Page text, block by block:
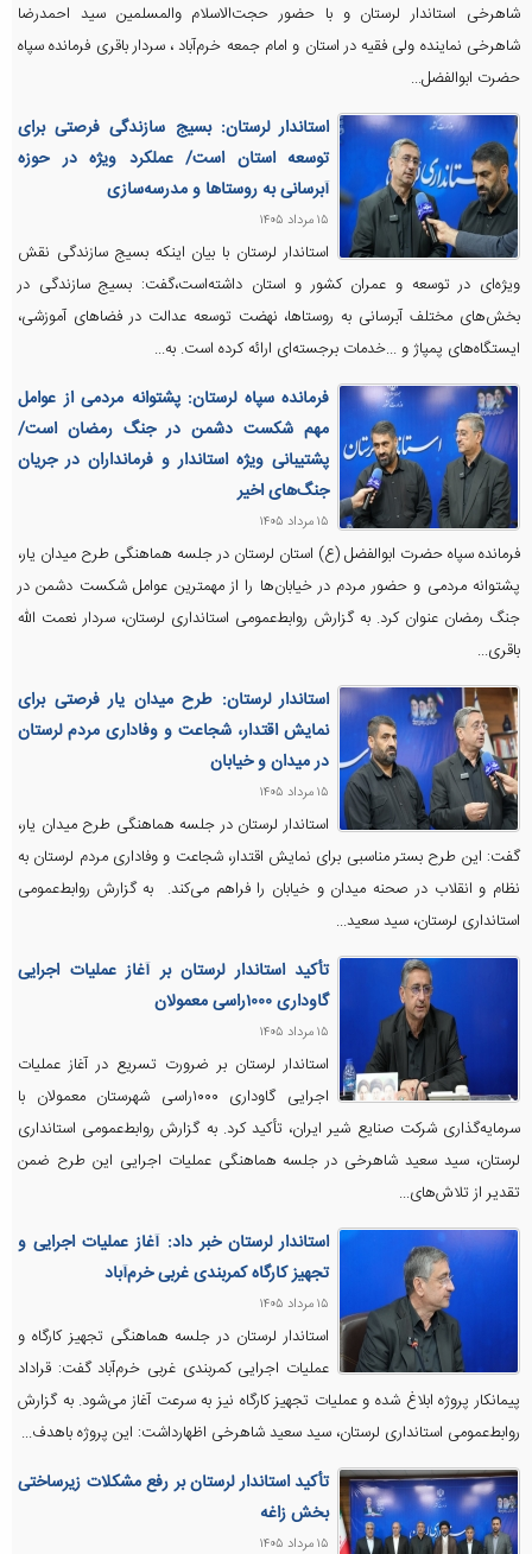
شاهرخی استاندار لرستان و با حضور حجت‌الاسلام والمسلمین سید احمدرضا
شاهرخی نماینده ولی فقیه در استان و امام جمعه خرم‌آباد ، سردار باقری فرمانده سپاه
حضرت ابوالفضل...
استاندار لرستان: بسیج سازندگی فرصتی برای
توسعه استان است/ عملکرد ویژه در حوزه
آبرسانی به روستاها و مدرسه‌سازی
۱۵ مرداد ۱۴۰۵
استاندار لرستان با بیان اینکه بسیج سازندگی نقش
ویژه‌ای در توسعه و عمران کشور و استان داشته‌است،گفت: بسیج سازندگی در
بخش‌های مختلف آبرسانی به روستاها، نهضت توسعه عدالت در فضاهای آموزشی،
ایستگاه‌های پمپاژ و ...خدمات برجسته‌ای ارائه کرده است. به...
فرمانده سپاه لرستان: پشتوانه مردمی از عوامل
مهم شکست دشمن در جنگ رمضان است/
پشتیبانی ویژه استاندار و فرمانداران در جریان
جنگ‌های اخیر
۱۵ مرداد ۱۴۰۵
فرمانده سپاه حضرت ابوالفضل (ع) استان لرستان در جلسه هماهنگی طرح میدان یار،
پشتوانه مردمی و حضور مردم در خیابان‌ها را از مهمترین عوامل شکست دشمن در
جنگ رمضان عنوان کرد. به گزارش روابط‌عمومی استانداری لرستان، سردار نعمت الله
باقری...
استاندار لرستان: طرح میدان یار فرصتی برای
نمایش اقتدار، شجاعت و وفاداری مردم لرستان
در میدان و خیابان
۱۵ مرداد ۱۴۰۵
استاندار لرستان در جلسه هماهنگی طرح میدان یار،
گفت: این طرح بستر مناسبی برای نمایش اقتدار، شجاعت و وفاداری مردم لرستان به
نظام و انقلاب در صحنه میدان و خیابان را فراهم می‌کند. به گزارش روابط‌عمومی
استانداری لرستان، سید سعید...
تأکید استاندار لرستان بر آغاز عملیات اجرایی
گاوداری ۱۰۰۰راسی معمولان
۱۵ مرداد ۱۴۰۵
استاندار لرستان بر ضرورت تسریع در آغاز عملیات
اجرایی گاوداری ۱۰۰۰راسی شهرستان معمولان با
سرمایه‌گذاری شرکت صنایع شیر ایران، تأکید کرد. به گزارش روابط‌عمومی استانداری
لرستان، سید سعید شاهرخی در جلسه هماهنگی عملیات اجرایی این طرح ضمن
تقدیر از تلاش‌های...
استاندار لرستان خبر داد: آغاز عملیات اجرایی و
تجهیز کارگاه کمربندی غربی خرم‌آباد
۱۵ مرداد ۱۴۰۵
استاندار لرستان در جلسه هماهنگی تجهیز کارگاه و
عملیات اجرایی کمربندی غربی خرم‌آباد گفت: قراداد
پیمانکار پروژه ابلاغ شده و عملیات تجهیز کارگاه نیز به سرعت آغاز می‌شود. به گزارش
روابط‌عمومی استانداری لرستان، سید سعید شاهرخی اظهارداشت: این پروژه باهدف...
تأکید استاندار لرستان بر رفع مشکلات زیرساختی
بخش زاغه
۱۵ مرداد ۱۴۰۵